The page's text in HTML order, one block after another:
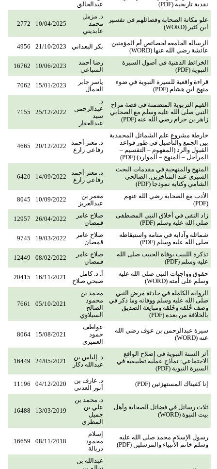
نقدية تاريخية (PDF)
عبدالخالق
علو مكانة الصحابة وفضائلهم في تفسير
ابن كثير (WORD)
د. مزمل
محمد
عابديني
10/04/2025
2772
الرسالة الجامعة لخصائص أم المؤمنين
عائشة رضي الله عنها (WORD)
بكر البعداني 21/10/2023
4956
الخرائط الذهنية في أصول السيرة
النبوية (PDF)
رضا أحمد
السباعي
10/06/2023
16762
قراءة واقعية للسيرة النبوية في ضوء
منهج ابن هشام (PDF)
ياسر جابر
الجمال
15/01/2023
7062
القيم التربوية المتضمنة في قصة مزاح
النبي صلى الله عليه وسلم مع الصحابي
زاهر بن حرام رضي الله عنه (PDF)
د.
عبدالرحمن
سيد
عبدالغفار
25/12/2022
7155
خارطة مشروع علم الشمائل المحمدية
بين الجمع والتأصيل في طور قواعد
القبول والرد (المفهوم – التقسيم –
المراحل – المنهج – الموارد) (PDF)
د. معتز أحمد
رفاعي زارع
20/12/2022
4665
المنهج والمنهجية في مقدمات البحث
السيري عند المتأخرين: الصالحي
الشامي وكتابه نموذجا (PDF)
د. معتز أحمد
رفاعي زارع
14/09/2022
6420
الأدب مع الصحابة رضي الله عنهم
(PDF)
معمر بن
عبدالعزيز
10/09/2022
8045
زاد التقى في أخلاق النبي المصطفى
صلى الله عليه وسلم (PDF)
صلاح عامر
قمصان
26/04/2022
12957
شمائله وآدابه في منامه واستيقاظه
صلى الله عليه وسلم (PDF)
صلاح عامر
قمصان
19/03/2022
9745
تذكرة اللبيب بوفاة الحبيب صلى الله
عليه وسلم (PDF)
صلاح عامر
قمصان
08/02/2022
12449
حقوق وواجبات النبي صلى الله عليه
وسلم على أمته (WORD)
أ. د. كامل
صبحي صلاح
16/11/2021
20415
الرواية الكاملة في حادثة مرض النبي
صلى الله عليه وسلم ووفاته وما ذكر في
وصف خُلقه وخَلقه ومبايعة الصديق
بالخلافة من بعده (PDF)
محمد بن
محمود
الصالح
السيلاوي
05/10/2021
7661
سيرة عبدالرحمن بن عوف رضي الله
عنه (WORD)
عواطف
حمود
العميري
15/08/2021
8064
أثر السنة النبوية في إصلاح الواقع
الاجتماعي: نماذج عملية تطبيقية في
السيرة النبوية (PDF)
د. إلياس بن
عبدالله دكار
24/05/2021
16449
إنا كفيناك المستهزئين (PDF)
د. عارف بن
أنور العدني
04/12/2020
11196
ثلاث رسائل في فضائل الصحابة وأهل
بيت النبوة (WORD)
د. محمد بن
علي بن
جميل
المطري
13/03/2019
16488
رسول الإسلام محمد صلى الله عليه
وسلم خاتم الأنبياء والمرسلين (PDF)
إسلام
محمود
دربالة
08/11/2018
16659
عبدالله بن